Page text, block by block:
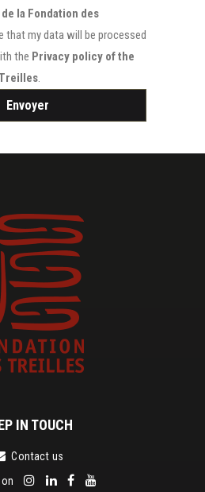
la Fondation des
that my data will be processed
the Privacy policy of the
.
IN TOUCH
Contact us
on